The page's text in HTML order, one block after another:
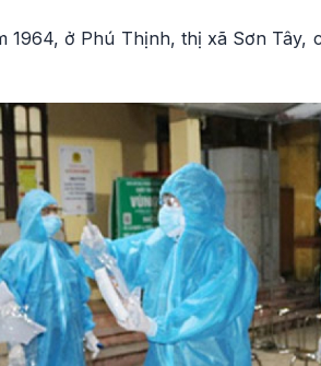
1964, ở Phú Thịnh, thị xã Sơn Tây,